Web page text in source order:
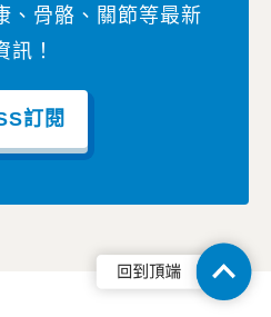
、骨骼、關節等最新
訊！
訂閱